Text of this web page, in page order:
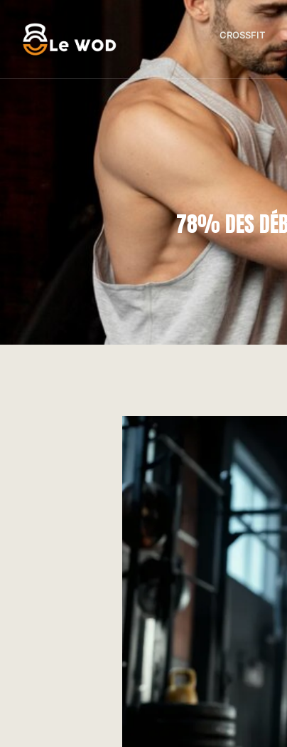
CROSSFIT
78% DES